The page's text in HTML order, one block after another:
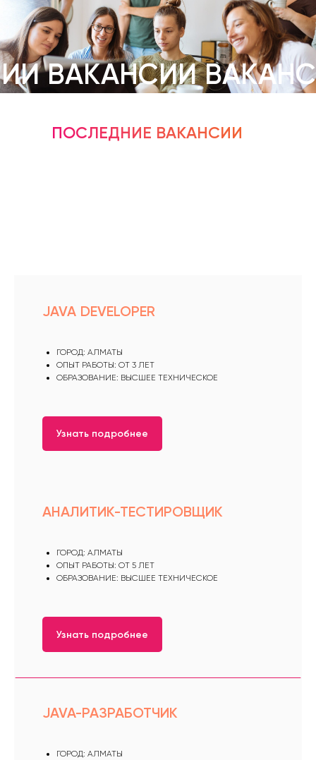
ВАКАНСИИ
ПОСЛЕДНИЕ ВАКАНСИИ
JAVA DEVELOPER
ГОРОД: АЛМАТЫ
ОПЫТ РАБОТЫ: ОТ 3 ЛЕТ
ОБРАЗОВАНИЕ: ВЫСШЕЕ ТЕХНИЧЕСКОЕ
Узнать подробнее
АНАЛИТИК-ТЕСТИРОВЩИК
ГОРОД: АЛМАТЫ
ОПЫТ РАБОТЫ: ОТ 5 ЛЕТ
ОБРАЗОВАНИЕ: ВЫСШЕЕ ТЕХНИЧЕСКОЕ
Узнать подробнее
JAVA-РАЗРАБОТЧИК
ГОРОД: АЛМАТЫ